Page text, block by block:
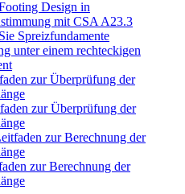
Design in
mit CSA A23.3
Spreizfundamente
unter einem rechteckigen
zur Überprüfung der
zur Überprüfung der
zur Berechnung der
zur Berechnung der